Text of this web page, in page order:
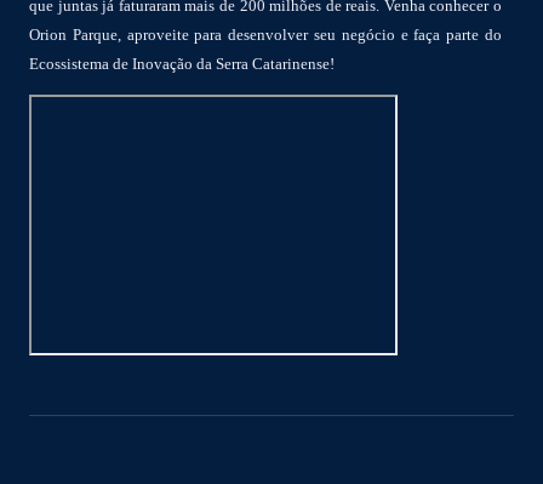
que juntas já faturaram mais de 200 milhões de reais. Venha conhecer o
Orion Parque, aproveite para desenvolver seu negócio e faça parte do
Ecossistema de Inovação da Serra Catarinense!